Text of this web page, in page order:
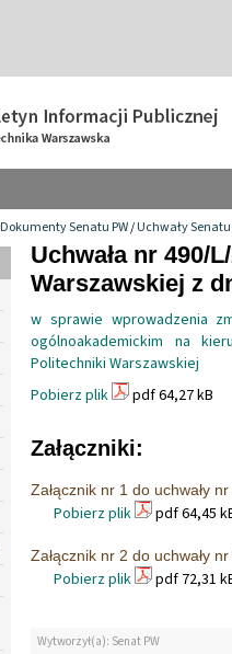
Dokumenty Senatu PW/Uchwały Senatu
Uchwała nr 490/
Warszawskiej z
w sprawie wprowadzenia
ogólnoakademickim na
Politechniki Warszawskiej
Pobierz plik
pdf 64,27 kB
Załączniki:
Załącznik nr 1 do uchwały
Pobierz plik pdf 64,45
Załącznik nr 2 do uchwały
Pobierz plik pdf 72,31
Wytworzył(a): Senat PW